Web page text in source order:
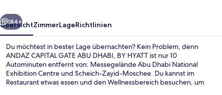
HYATT
Weiter
184+
ÜbersichtZimmerLageRichtlinien
Du möchtest in bester Lage übernachten? Kein Problem, denn
ANDAZ CAPITAL GATE ABU DHABI, BY HYATT ist nur 10
Autominuten entfernt von: Messegelände Abu Dhabi National
Exhibition Centre und Scheich-Zayid-Moschee. Du kannst im
Restaurant etwas essen und den Wellnessbereich besuchen, um